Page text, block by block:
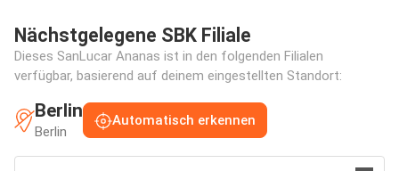
Nächstgelegene SBK Filiale
Dieses SanLucar Ananas ist in den folgenden Filialen
verfügbar, basierend auf deinem eingestellten Standort:
Berlin
Berlin
Automatisch erkennen